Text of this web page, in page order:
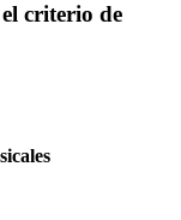
criterio de